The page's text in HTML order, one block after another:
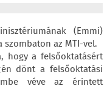
(Emmi)
az MTI-vel.
hogy a felsőoktatásért
dönt a felsőoktatási
véve az érintett